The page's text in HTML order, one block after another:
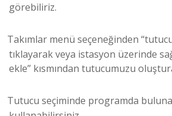
görebiliriz.
Takımlar menü seçeneğinden “tutucu
tıklayarak veya istasyon üzerinde
ekle” kısmından tutucumuzu
Tutucu seçiminde programda